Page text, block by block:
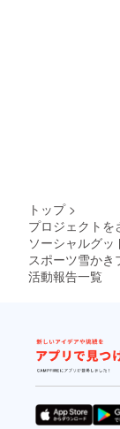
トップ >
プロジェクトを
ソーシャルグッ
スポーツ雪かき
活動報告一覧